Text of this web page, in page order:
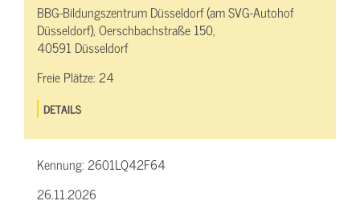
BBG-Bildungszentrum Düsseldorf (am SVG-Autohof
Düsseldorf), Oerschbachstraße 150,
40591 Düsseldorf
Freie Plätze:24
DETAILS
Kennung:2601LQ42F64
26.11.2026